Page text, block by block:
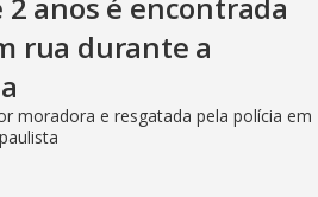
rua durante a
moradora e resgatada pela polícia em